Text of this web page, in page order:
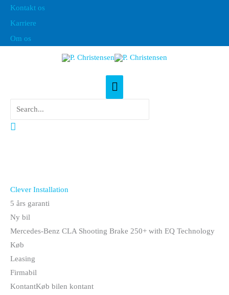
Kontakt os
Karriere
Om os
Hovedmenu
efter:
Søg
Clever Installation
5 års garanti
Ny bil
Mercedes-Benz CLA Shooting Brake 250+ with EQ Technology
Køb
Leasing
Firmabil
KontantKøb bilen kontant